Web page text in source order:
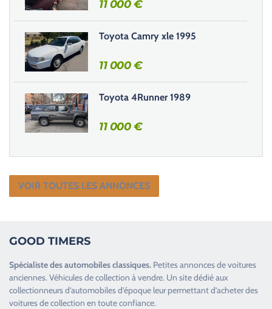
p
v
i
d
e
11 000€
Toyota Camry xle 1995
11 000€
Toyota 4Runner 1989
11 000€
VOIR TOUTES LES ANNONCES
GOOD TIMERS
Spécialiste desautomobiles classiques. Petites annonces devoitures
anciennes.Véhicules de collection à vendre. Un site dédié aux
collectionneurs d’automobiles d’époque leur permettant d’acheter des
voitures de collection en toute confiance.